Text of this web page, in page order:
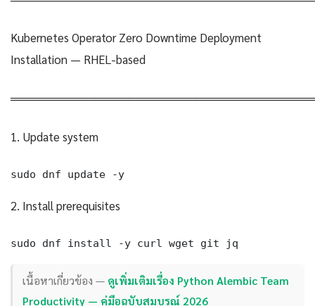
Kubernetes Operator Zero Downtime Deployment
Installation — RHEL-based
1. Update system
sudo dnf update -y
2. Install prerequisites
sudo dnf install -y curl wget git jq
เนื้อหาเกี่ยวข้อง — ดูเพิ่มเติมเรื่อง Python Alembic Team
Productivity — คู่มือฉบับสมบูรณ์ 2026